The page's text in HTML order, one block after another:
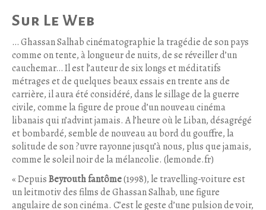
Sur Le Web
… Ghassan Salhab cinématographie la tragédie de son pays
comme on tente, à longueur de nuits, de se réveiller d’un
cauchemar… Il est l’auteur de six longs et méditatifs
métrages et de quelques beaux essais en trente ans de
carrière, il aura été considéré, dans le sillage de la guerre
civile, comme la figure de proue d’un nouveau cinéma
libanais qui n’advint jamais. A l’heure où le Liban, désagrégé
et bombardé, semble de nouveau au bord du gouffre, la
solitude de son ?uvre rayonne jusqu’à nous, plus que jamais,
comme le soleil noir de la mélancolie. (lemonde.fr)
« DepuisBeyrouth fantôme(1998), le travelling-voiture est
un leitmotiv des films de Ghassan Salhab, une figure
angulaire de son cinéma. C’est le geste d’une pulsion de voir,